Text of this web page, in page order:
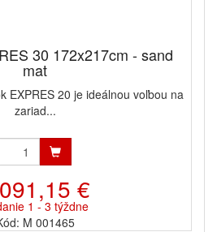
30 172x217cm - sand
mat
EXPRES 20 je ideálnou voľbou na
zariad...
€
1 - 3 týždne
M 001465